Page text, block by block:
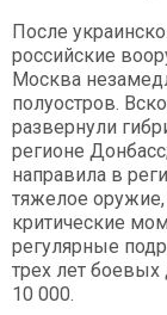
После
российские
Москва
полуостров.
развернули
регионе
направила в
тяжелое
критические
регулярные
трех лет боевых
10 000.